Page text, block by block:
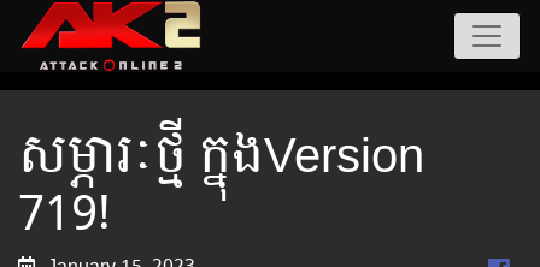
សម្ភារៈថ្មី ក្នុងVersion
719!